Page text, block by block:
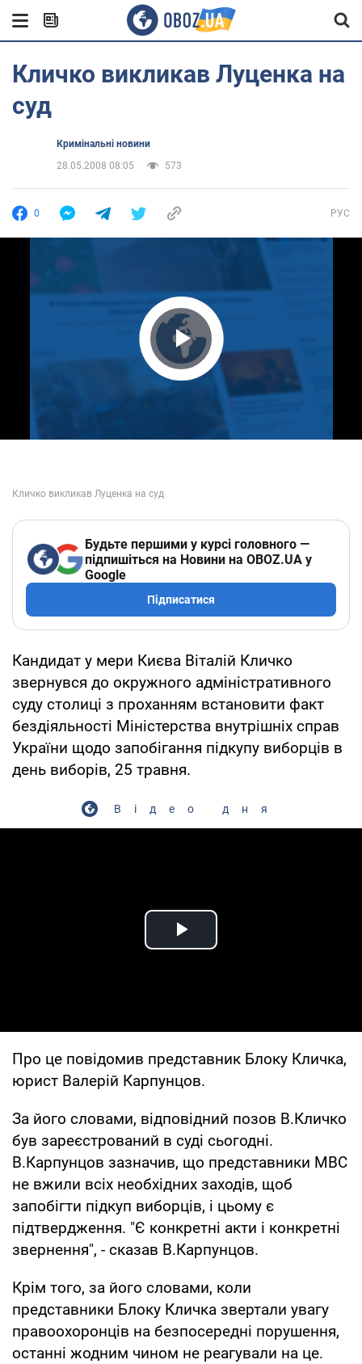
Кличко викликав Луценка на
суд
Кримінальні новини
28.05.2008 08:05
573
0 РУС
Play Video
Будьте першими у курсі головного —
підпишіться на Новини на OBOZ.UA у
Google
Підписатися
Кандидат у мери Києва Віталій Кличко
звернувся до окружного адміністративного
суду столиці з проханням встановити факт
бездіяльності Міністерства внутрішніх справ
України щодо запобігання підкупу виборців в
день виборів, 25 травня.
Відео дня
Play Video
Про це повідомив представник Блоку Кличка,
юрист Валерій Карпунцов.
За його словами, відповідний позов В.Кличко
був зареєстрований в суді сьогодні.
В.Карпунцов зазначив, що представники МВС
не вжили всіх необхідних заходів, щоб
запобігти підкуп виборців, і цьому є
підтвердження. "Є конкретні акти і конкретні
звернення", - сказав В.Карпунцов.
Крім того, за його словами, коли
представники Блоку Кличка звертали увагу
правоохоронців на безпосередні порушення,
останні жодним чином не реагували на це.